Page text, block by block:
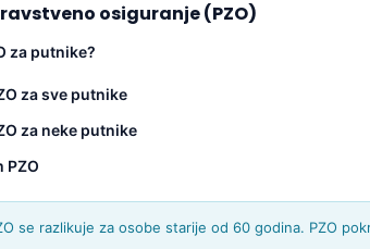
osiguranje (PZO)
za putnike?
za sve putnike
za neke putnike
PZO
se razlikuje za osobe starije od 60 godina. PZO